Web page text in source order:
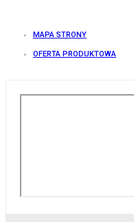
MAPA STRONY
OFERTA PRODUKTOWA